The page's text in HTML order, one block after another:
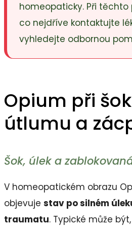
homeopaticky. Při těchto
co nejdříve kontaktujte
vyhledejte odbornou
Opium při
útlumu a
Šok, úlek a
V homeopatickém obrazu
objevuje stav po silném
traumatu. Typické může